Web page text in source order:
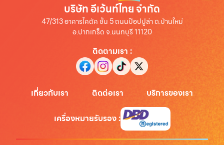
บริษัท อีเว้นท์ไทย จำกัด
47/313 อาคารไคตัค ชั้น 5 ถนนป๊อปปูล่า ต.บ้านใหม่
อ.ปากเกร็ด จ.นนทบุรี 11120
ติดตามเรา :
เกี่ยวกับเรา ติดต่อเรา บริการของเรา
เครื่องหมายรับรอง: